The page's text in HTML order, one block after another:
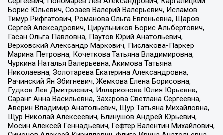
Борис Юльевич, Созаев Валерий Валерьевич, Исламов
Тимур Рифгатович, Романова Ольга Евгеньевна, Щаров
Сергей Алексадрович, Цирульников Борис Альбертович,
Гасан Ольга Павловна, Паутов Юрий Анатольевич,
Верховский Александр Маркович, Пислакова-Паркер
Марина Петровна, Кочеткова Татьяна Владимировна,
Чуркина Наталья Валерьевна, Акимова Татьяна
Николаевна, Золотарева Екатерина Александровна,
Рачинский Ян Збигневич, Жемкова Елена Борисовна,
Гудков Лев Дмитриевич, Илларионова Юлия Юрьевна,
Саранг Анна Васильевна, Захарова Светлана Сергеевна,
Аверин Владимир Анатольевич, Щур Татьяна Михайловна,
Щур Николай Алексеевич, Блинушов Андрей Юрьевич,
Мосин Алексей Геннадьевич, Гефтер Валентин Михайлович,